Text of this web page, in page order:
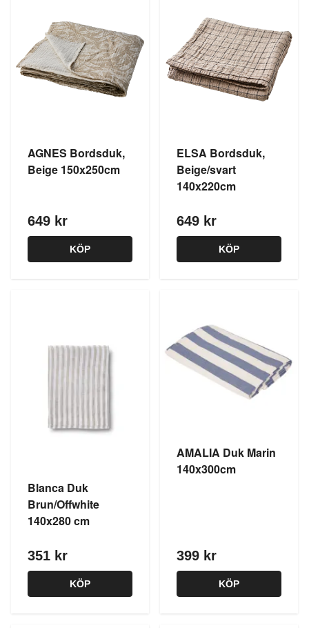
AGNES Bordsduk,
Beige 150x250cm
649 kr
KÖP
ELSA Bordsduk,
Beige/svart
140x220cm
649 kr
KÖP
Blanca Duk
Brun/Offwhite
140x280 cm
351 kr
KÖP
AMALIA Duk Marin
140x300cm
399 kr
KÖP